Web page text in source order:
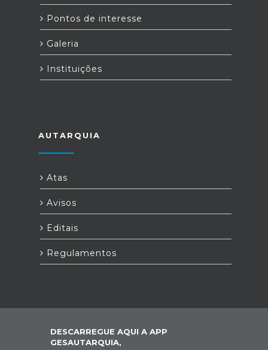
Pontos de interesse
Galeria
Instituições
AUTARQUIA
Atas
Avisos
Editais
Regulamentos
DESCARREGUE AQUI A APP
GESAUTARQUIA,